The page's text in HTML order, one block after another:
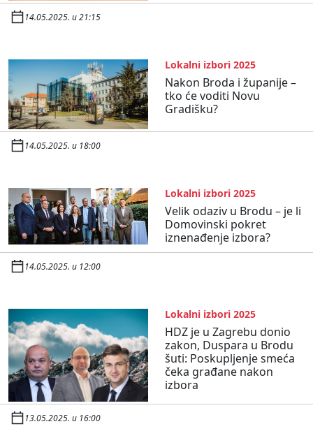
14.05.2025. u 21:15
Lokalni izbori 2025
Nakon Broda i županije –
tko će voditi Novu
Gradišku?
14.05.2025. u 18:00
Lokalni izbori 2025
Velik odaziv u Brodu – je li
Domovinski pokret
iznenađenje izbora?
14.05.2025. u 12:00
Lokalni izbori 2025
HDZ je u Zagrebu donio
zakon, Duspara u Brodu
šuti: Poskupljenje smeća
čeka građane nakon
izbora
13.05.2025. u 16:00